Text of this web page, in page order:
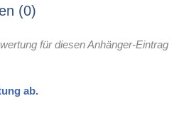
0
für diesen Anhänger-Eintrag
ab.